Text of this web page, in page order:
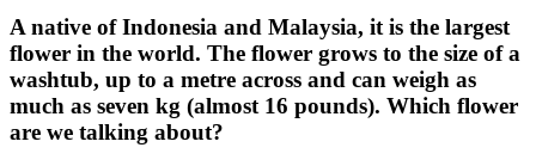
A native of Indonesia and Malaysia, it is the largest
flower in the world. The flower grows to the size of a
washtub, up to a metre across and can weigh as
much as seven kg (almost 16 pounds). Which flower
are we talking about?